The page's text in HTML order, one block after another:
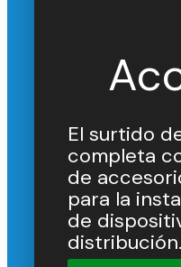
El surtido
completa
de
para la
de
distribución.